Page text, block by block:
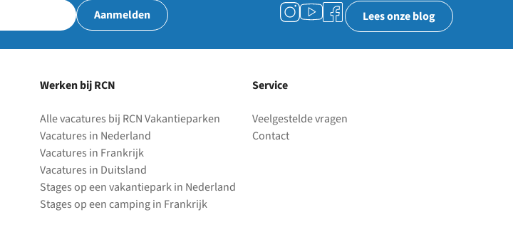
Aanmelden
Lees onze blog
Werken bij RCN
Alle vacatures bij RCN Vakantieparken
Vacatures in Nederland
Vacatures in Frankrijk
Vacatures in Duitsland
Stages op een vakantiepark in Nederland
Stages op een camping in Frankrijk
Service
Veelgestelde vragen
Contact